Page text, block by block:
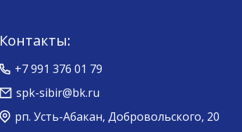
Контакты:
+7 991 376 01 79
spk-sibir@bk.ru
рп. Усть-Абакан, Добровольского, 20